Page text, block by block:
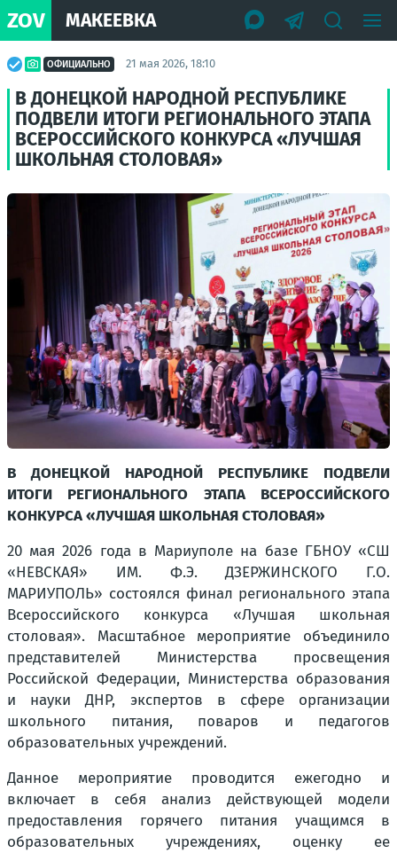
ZOV МАКЕЕВКА
ОФИЦИАЛЬНО 21 мая 2026, 18:10
В ДОНЕЦКОЙ НАРОДНОЙ РЕСПУБЛИКЕ
ПОДВЕЛИ ИТОГИ РЕГИОНАЛЬНОГО ЭТАПА
ВСЕРОССИЙСКОГО КОНКУРСА «ЛУЧШАЯ
ШКОЛЬНАЯ СТОЛОВАЯ»
В ДОНЕЦКОЙ НАРОДНОЙ РЕСПУБЛИКЕ ПОДВЕЛИ
ИТОГИ РЕГИОНАЛЬНОГО ЭТАПА ВСЕРОССИЙСКОГО
КОНКУРСА «ЛУЧШАЯ ШКОЛЬНАЯ СТОЛОВАЯ»
20 мая 2026 года в Мариуполе на базе ГБНОУ «СШ
«НЕВСКАЯ» ИМ. Ф.Э. ДЗЕРЖИНСКОГО Г.О.
МАРИУПОЛЬ» состоялся финал регионального этапа
Всероссийского конкурса «Лучшая школьная
столовая». Масштабное мероприятие объединило
представителей Министерства просвещения
Российской Федерации, Министерства образования
и науки ДНР, экспертов в сфере организации
школьного питания, поваров и педагогов
образовательных учреждений.
Данное мероприятие проводится ежегодно и
включает в себя анализ действующей модели
предоставления горячего питания учащимся в
образовательных учреждениях, оценку ее